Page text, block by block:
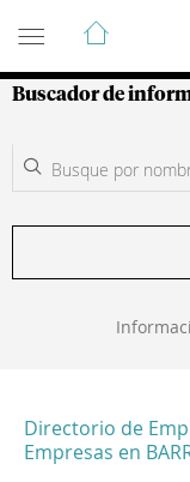
Guía de
Buscador de
Directorio de
Empresas en